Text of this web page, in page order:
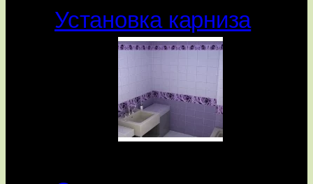
Установка карниза